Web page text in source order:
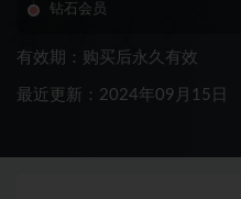
钻石会员
有效期：购买后永久有效
最近更新：2024年09月15日